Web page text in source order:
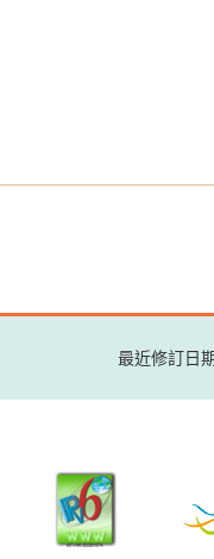
最近修訂日